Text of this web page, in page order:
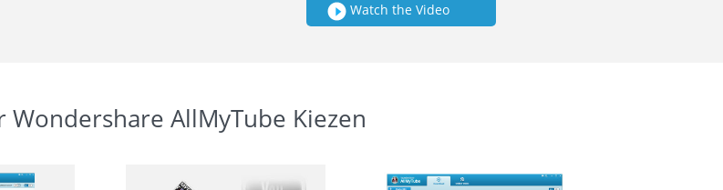
Watch the Video
Wondershare AllMyTube Kiezen